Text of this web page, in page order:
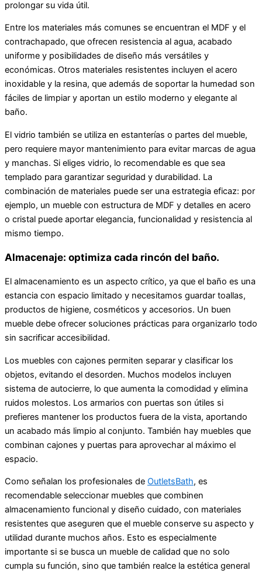
prolongar su vida útil.
Entre los materiales más comunes se encuentran el MDF y el
contrachapado, que ofrecen resistencia al agua, acabado
uniforme y posibilidades de diseño más versátiles y
económicas. Otros materiales resistentes incluyen el acero
inoxidable y la resina, que además de soportar la humedad son
fáciles de limpiar y aportan un estilo moderno y elegante al
baño.
El vidrio también se utiliza en estanterías o partes del mueble,
pero requiere mayor mantenimiento para evitar marcas de agua
y manchas. Si eliges vidrio, lo recomendable es que sea
templado para garantizar seguridad y durabilidad. La
combinación de materiales puede ser una estrategia eficaz: por
ejemplo, un mueble con estructura de MDF y detalles en acero
o cristal puede aportar elegancia, funcionalidad y resistencia al
mismo tiempo.
Almacenaje: optimiza cada rincón del baño.
El almacenamiento es un aspecto crítico, ya que el baño es una
estancia con espacio limitado y necesitamos guardar toallas,
productos de higiene, cosméticos y accesorios. Un buen
mueble debe ofrecer soluciones prácticas para organizarlo todo
sin sacrificar accesibilidad.
Los muebles con cajones permiten separar y clasificar los
objetos, evitando el desorden. Muchos modelos incluyen
sistema de autocierre, lo que aumenta la comodidad y elimina
ruidos molestos. Los armarios con puertas son útiles si
prefieres mantener los productos fuera de la vista, aportando
un acabado más limpio al conjunto. También hay muebles que
combinan cajones y puertas para aprovechar al máximo el
espacio.
Como señalan los profesionales de OutletsBath, es
recomendable seleccionar muebles que combinen
almacenamiento funcional y diseño cuidado, con materiales
resistentes que aseguren que el mueble conserve su aspecto y
utilidad durante muchos años. Esto es especialmente
importante si se busca un mueble de calidad que no solo
cumpla su función, sino que también realce la estética general